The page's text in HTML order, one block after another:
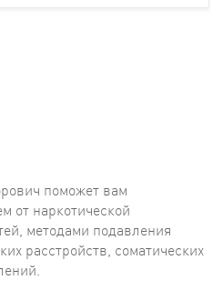
поможет вам
от наркотической
методами подавления
расстройств, соматических